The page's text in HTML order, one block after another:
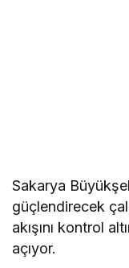
Sakarya
güçlendirecek
akışını kontrol
açıyor.